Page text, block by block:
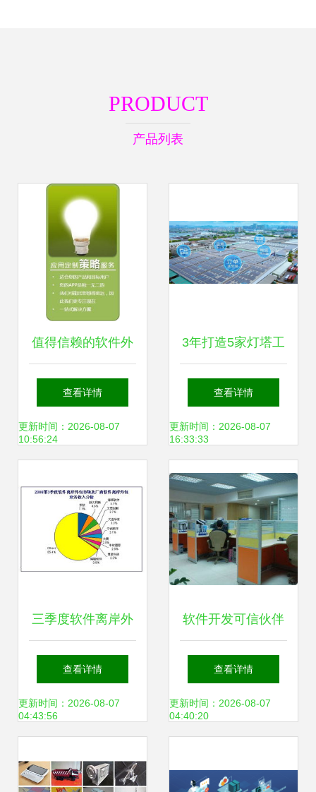
PRODUCT
产品列表
值得信赖的软件外
包服务商 践行3P
模型开发的核心优
查看详情
更新时间：2026-08-07
10:56:24
3年打造5家灯塔工
厂！“带灵魂”的工
业软件提供底座软
件开发
查看详情
更新时间：2026-08-07
16:33:33
三季度软件离岸外
包规模达45.3亿 中
国软件外包服务展
查看详情
更新时间：2026-08-07
04:43:56
软件开发可信伙伴
金锄头与一品威客
服务深度解析
查看详情
更新时间：2026-08-07
04:40:20